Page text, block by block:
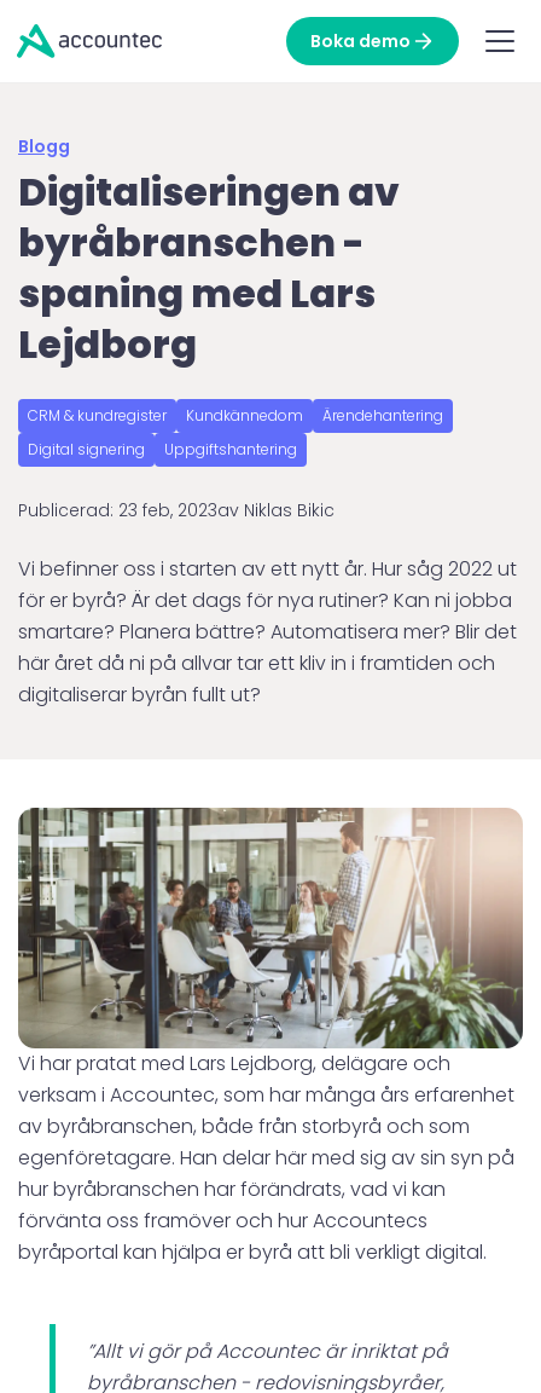
Boka demo
Blogg
Digitaliseringen av
byråbranschen -
spaning med Lars
Lejdborg
CRM & kundregister Kundkännedom
Ärendehantering
Digital signering
Uppgiftshantering
Publicerad: 23 feb, 2023av Niklas Bikic
Vi befinner oss i starten av ett nytt år. Hur såg 2022 ut
för er byrå? Är det dags för nya rutiner? Kan ni jobba
smartare? Planera bättre? Automatisera mer? Blir det
här året då ni på allvar tar ett kliv in i framtiden och
digitaliserar byrån fullt ut?
Vi har pratat med Lars Lejdborg, delägare och
verksam i Accountec, som har många års erfarenhet
av byråbranschen, både från storbyrå och som
egenföretagare. Han delar här med sig av sin syn på
hur byråbranschen har förändrats, vad vi kan
förvänta oss framöver och hur Accountecs
byråportal kan hjälpa er byrå att bli verkligt digital.
”Allt vi gör på Accountec är inriktat på
byråbranschen - redovisningsbyråer,